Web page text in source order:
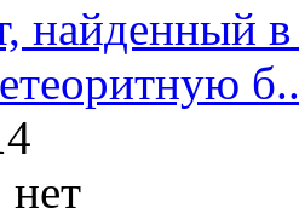
найденный